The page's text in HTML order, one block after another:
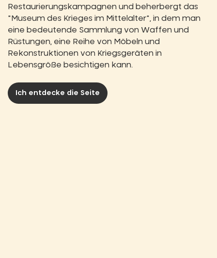
Restaurierungskampagnen und beherbergt das
"Museum des Krieges im Mittelalter", in dem man
eine bedeutende Sammlung von Waffen und
Rüstungen, eine Reihe von Möbeln und
Rekonstruktionen von Kriegsgeräten in
Lebensgröße besichtigen kann.
Ich entdecke die Seite